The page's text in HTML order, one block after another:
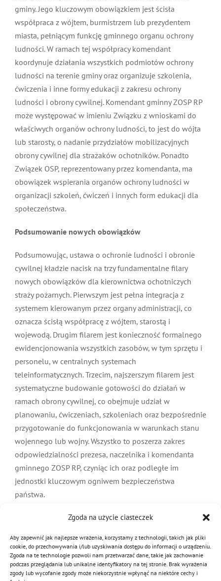
Zgoda na użycie ciasteczek
Aby zapewnić jak najlepsze wrażenia, korzystamy z technologii, takich jak pliki
cookie, do przechowywania i/lub uzyskiwania dostępu do informacji o urządzeniu.
Zgoda na te technologie pozwoli nam przetwarzać dane, takie jak zachowanie
podczas przeglądania lub unikalne identyfikatory na tej stronie. Brak wyrażenia
zgody lub wycofanie zgody może niekorzystnie wpłynąć na niektóre cechy i
odpowiada za koordynację i wsparcie dla
ochotniczych straży pożarnych w realizacji ich zadań
na poziomie gminy. Jego kluczowym obowiązkiem jest
ścisła współpraca z wójtem, burmistrzem lub
prezydentem miasta, pełniącym funkcję gminnego
organu ochrony ludności. W ramach tej współpracy
komendant koordynuje działania wszystkich
podmiotów ochrony ludności na terenie gminy oraz
organizuje szkolenia, ćwiczenia i inne formy edukacji z
zakresu ochrony ludności i obrony cywilnej.
Komendant gminny ZOSP RP może występować w
imieniu Związku z wnioskami do właściwych organów
ochrony ludności, to jest do wójta lub starosty, o
nadanie przydziałów mobilizacyjnych obrony cywilnej
dla strażaków ochotników. Ponadto Związek OSP,
reprezentowany przez komendanta, ma obowiązek
szkoleń, ćwiczeń i innych form edukacji dla
Podsumowanie nowych obowiązków
Podsumowując, ustawa o ochronie ludności i obronie
cywilnej kładzie nacisk na trzy fundamentalne filary
nowych obowiązków dla kierownictwa ochotniczych
straży pożarnych. Pierwszym jest pełna integracja z
systemem kierowanym przez organy administracji, co
oznacza ścisłą współpracę z wójtem, starostą i
wojewodą. Drugim filarem jest konieczność
formalnego ewidencjonowania wszystkich zasobów, w
tym sprzętu i personelu, w centralnych systemach
teleinformatycznych. Trzecim, najszerszym filarem jest
systematyczne budowanie gotowości do działań w
ramach obrony cywilnej, co obejmuje udział w
planowaniu, ćwiczeniach, szkoleniach oraz
bezpośrednie przygotowanie do funkcjonowania w
warunkach stanu wojennego lub wojny. Wszystko to
poszerza zakres odpowiedzialności prezesa,
ich oraz podległe im jednostki kluczowym ogniwem
3 listopada 2025 | Kategorie:OLiOC